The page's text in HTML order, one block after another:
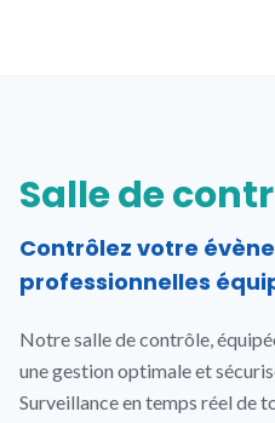
Salle de
Contrôlez votre
professionnelles
Notre salle de contrôle,
une gestion optimale et
Surveillance en temps réel de